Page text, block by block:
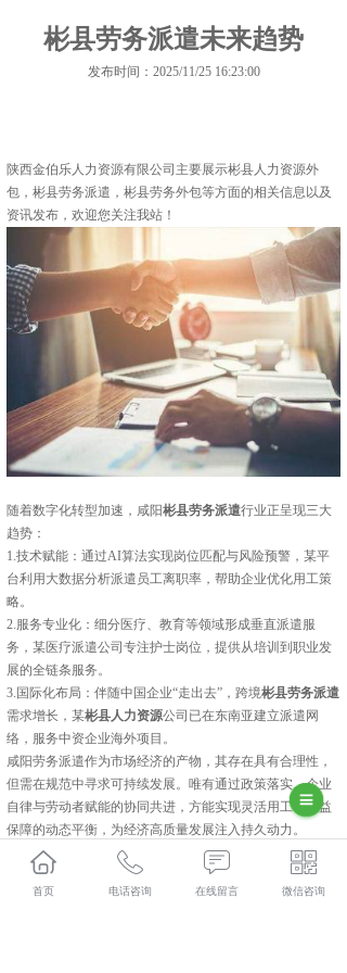
彬县劳务派遣未来趋势
发布时间：2025/11/25 16:23:00
陕西金伯乐人力资源有限公司主要展示彬县人力资源外
包 ，彬县劳务派遣，彬县劳务外包等方面的相关信息以及
资讯发布，欢迎您关注我站！
随着数字化转型加速，咸阳彬县劳务派遣行业正呈现三大
趋势：
1.‌技术赋能‌：通过AI算法实现岗位匹配与风险预警，某平
台利用大数据分析派遣员工离职率，帮助企业优化用工策
略。
‌2.服务专业化‌：细分医疗、教育等领域形成垂直派遣服
务，某医疗派遣公司专注护士岗位，提供从培训到职业发
展的全链条服务。
‌3.国际化布局‌：伴随中国企业“走出去”，跨境彬县劳务派遣
需求增长，某彬县人力资源公司已在东南亚建立派遣网
络，服务中资企业海外项目。
咸阳劳务派遣作为市场经济的产物，其存在具有合理性，
但需在规范中寻求可持续发展。唯有通过政策落实、企业
自律与劳动者赋能的协同共进，方能实现灵活用工与权益
保障的动态平衡，为经济高质量发展注入持久动力。
彬县人力资源外包口碑怎么样？彬县劳务派遣哪里好？彬
县劳务外包找哪家？陕西金伯乐人力资源有限公司专业从
事彬县人力资源外包,彬县劳务派遣,彬县劳务外包,彬县社
首页 电话咨询 在线留言 微信咨询